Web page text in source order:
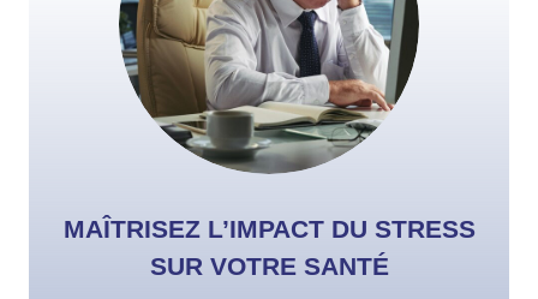
MAÎTRISEZ L’IMPACT DU STRESS
SUR VOTRE SANTÉ